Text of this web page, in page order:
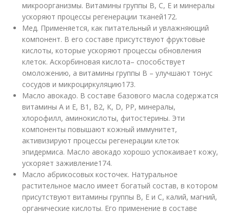
микроорганизмы. Витамины группы В, С, Е и минералы
ускоряют процессы регенерации тканей172.
Мед. Применяется, как питательный и увлажняющий
компонент. В его составе присутствуют фруктовые
кислоты, которые ускоряют процессы обновления
клеток. Аскорбиновая кислота– способствует
омоложению, а витамины группы В – улучшают тонус
сосудов и микроциркуляцию173.
Масло авокадо. В составе базового масла содержатся
витамины А и Е, В1, В2, К, D, РР, минералы,
хлорофилл, аминокислоты, фитостерины. Эти
компоненты повышают кожный иммунитет,
активизируют процессы регенерации клеток
эпидермиса. Масло авокадо хорошо успокаивает кожу,
ускоряет заживление174.
Масло абрикосовых косточек. Натуральное
растительное масло имеет богатый состав, в котором
присутствуют витамины группы В, Е и С, калий, магний,
органические кислоты. Его применение в составе